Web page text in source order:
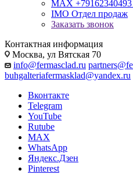
MAX +79162340493
IMO Отдел продаж
Заказать звонок
Контактная информация
Москва, ул Вятская 70
info@fermasclad.ru
buhgalteriafermasklad@yandex.ru
Вконтакте
Telegram
YouTube
Rutube
MAX
WhatsApp
Яндекс.Дзен
Pinterest